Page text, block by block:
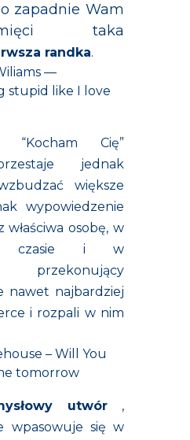
zapadnie Wam
taka
randka.
—
stupid like I love
“Kocham Cię”
jednak
większe
wypowiedzenie
właściwa osobę, w
czasie i w
przekonujący
nawet najbardziej
i rozpali w nim
– Will You
tomorrow
utwór ,
wpasowuje się w